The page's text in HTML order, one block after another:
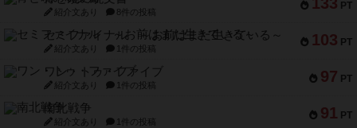
PT
紹介文あり 8件の投稿
103 PT
セミファイナル ～お前はまだ生きている～
紹介文あり 1件の投稿
97 PT
ワン・トゥ・ファイブ
紹介文あり 1件の投稿
91 PT
南北戦争
紹介文あり 1件の投稿